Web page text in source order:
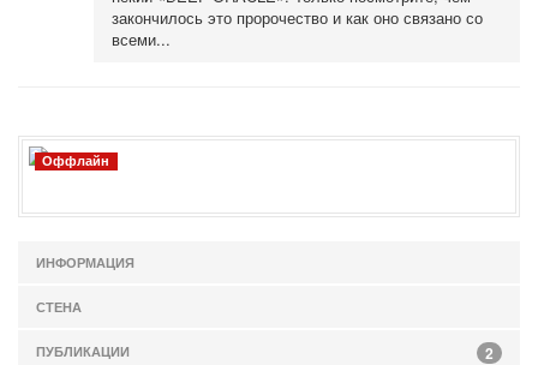
закончилось это пророчество и как оно связано со
всеми...
Оффлайн
ИНФОРМАЦИЯ
СТЕНА
ПУБЛИКАЦИИ 2